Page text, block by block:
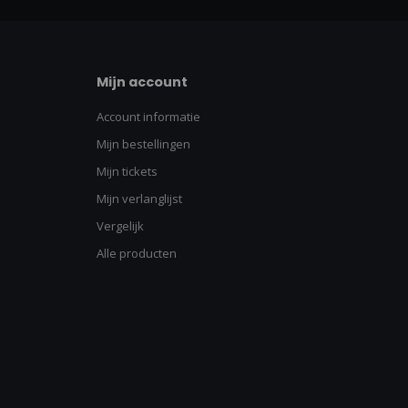
Mijn account
Account informatie
Mijn bestellingen
Mijn tickets
Mijn verlanglijst
Vergelijk
Alle producten